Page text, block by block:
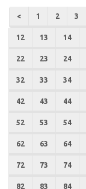
< 1 2 3
12 13 14
22 23 24
32 33 34
42 43 44
52 53 54
62 63 64
72 73 74
82 83 84